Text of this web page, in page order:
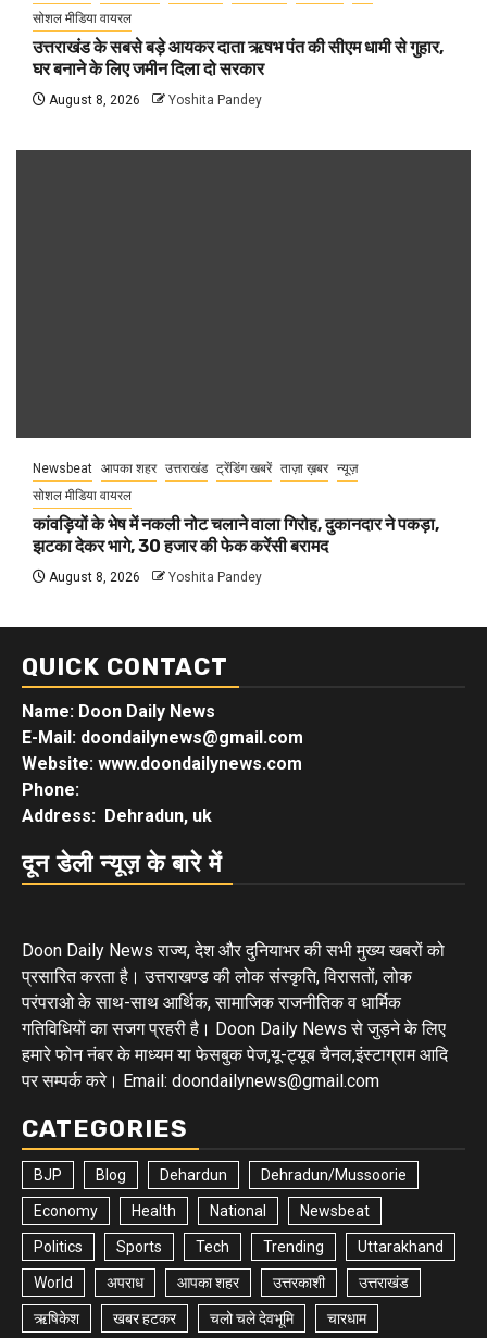
सोशल मीडिया वायरल
उत्तराखंड के सबसे बड़े आयकर दाता ऋषभ पंत की सीएम धामी से गुहार,
घर बनाने के लिए जमीन दिला दो सरकार
August 8, 2026 Yoshita Pandey
Newsbeat आपका शहर उत्तराखंड ट्रेंडिंग खबरें ताज़ा ख़बर न्यूज़
सोशल मीडिया वायरल
कांवड़ियों के भेष में नकली नोट चलाने वाला गिरोह, दुकानदार ने पकड़ा,
झटका देकर भागे, 30 हजार की फेक करेंसी बरामद
August 8, 2026 Yoshita Pandey
QUICK CONTACT
Name: Doon Daily News
E-Mail: doondailynews@gmail.com
Website: www.doondailynews.com
Phone:
Address: Dehradun, uk
दून डेली न्यूज़ के बारे में
Doon Daily News राज्य, देश और दुनियाभर की सभी मुख्य खबरों को
प्रसारित करता है। उत्तराखण्ड की लोक संस्कृति, विरासतों, लोक
परंपराओ के साथ-साथ आर्थिक, सामाजिक राजनीतिक व धार्मिक
गतिविधियों का सजग प्रहरी है। Doon Daily News से जुड़ने के लिए
हमारे फोन नंबर के माध्यम या फेसबुक पेज,यू-ट्यूब चैनल,इंस्टाग्राम आदि
पर सम्पर्क करे। Email: doondailynews@gmail.com
CATEGORIES
BJP Blog Dehardun Dehradun/Mussoorie
Economy Health National Newsbeat
Politics Sports Tech Trending Uttarakhand
World अपराध आपका शहर उत्तरकाशी उत्तराखंड
ऋषिकेश खबर हटकर चलो चले देवभूमि चारधाम